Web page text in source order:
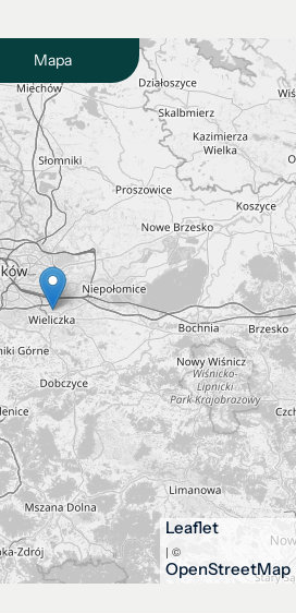
Mapa
Leaflet
| ©
OpenStreetMap